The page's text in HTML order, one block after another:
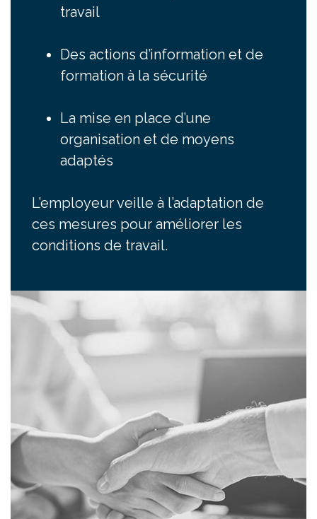
travail
Des actions d’information et de
formation à la sécurité
La mise en place d’une
organisation et de moyens
adaptés
L’employeur veille à l’adaptation de
ces mesures pour améliorer les
conditions de travail.